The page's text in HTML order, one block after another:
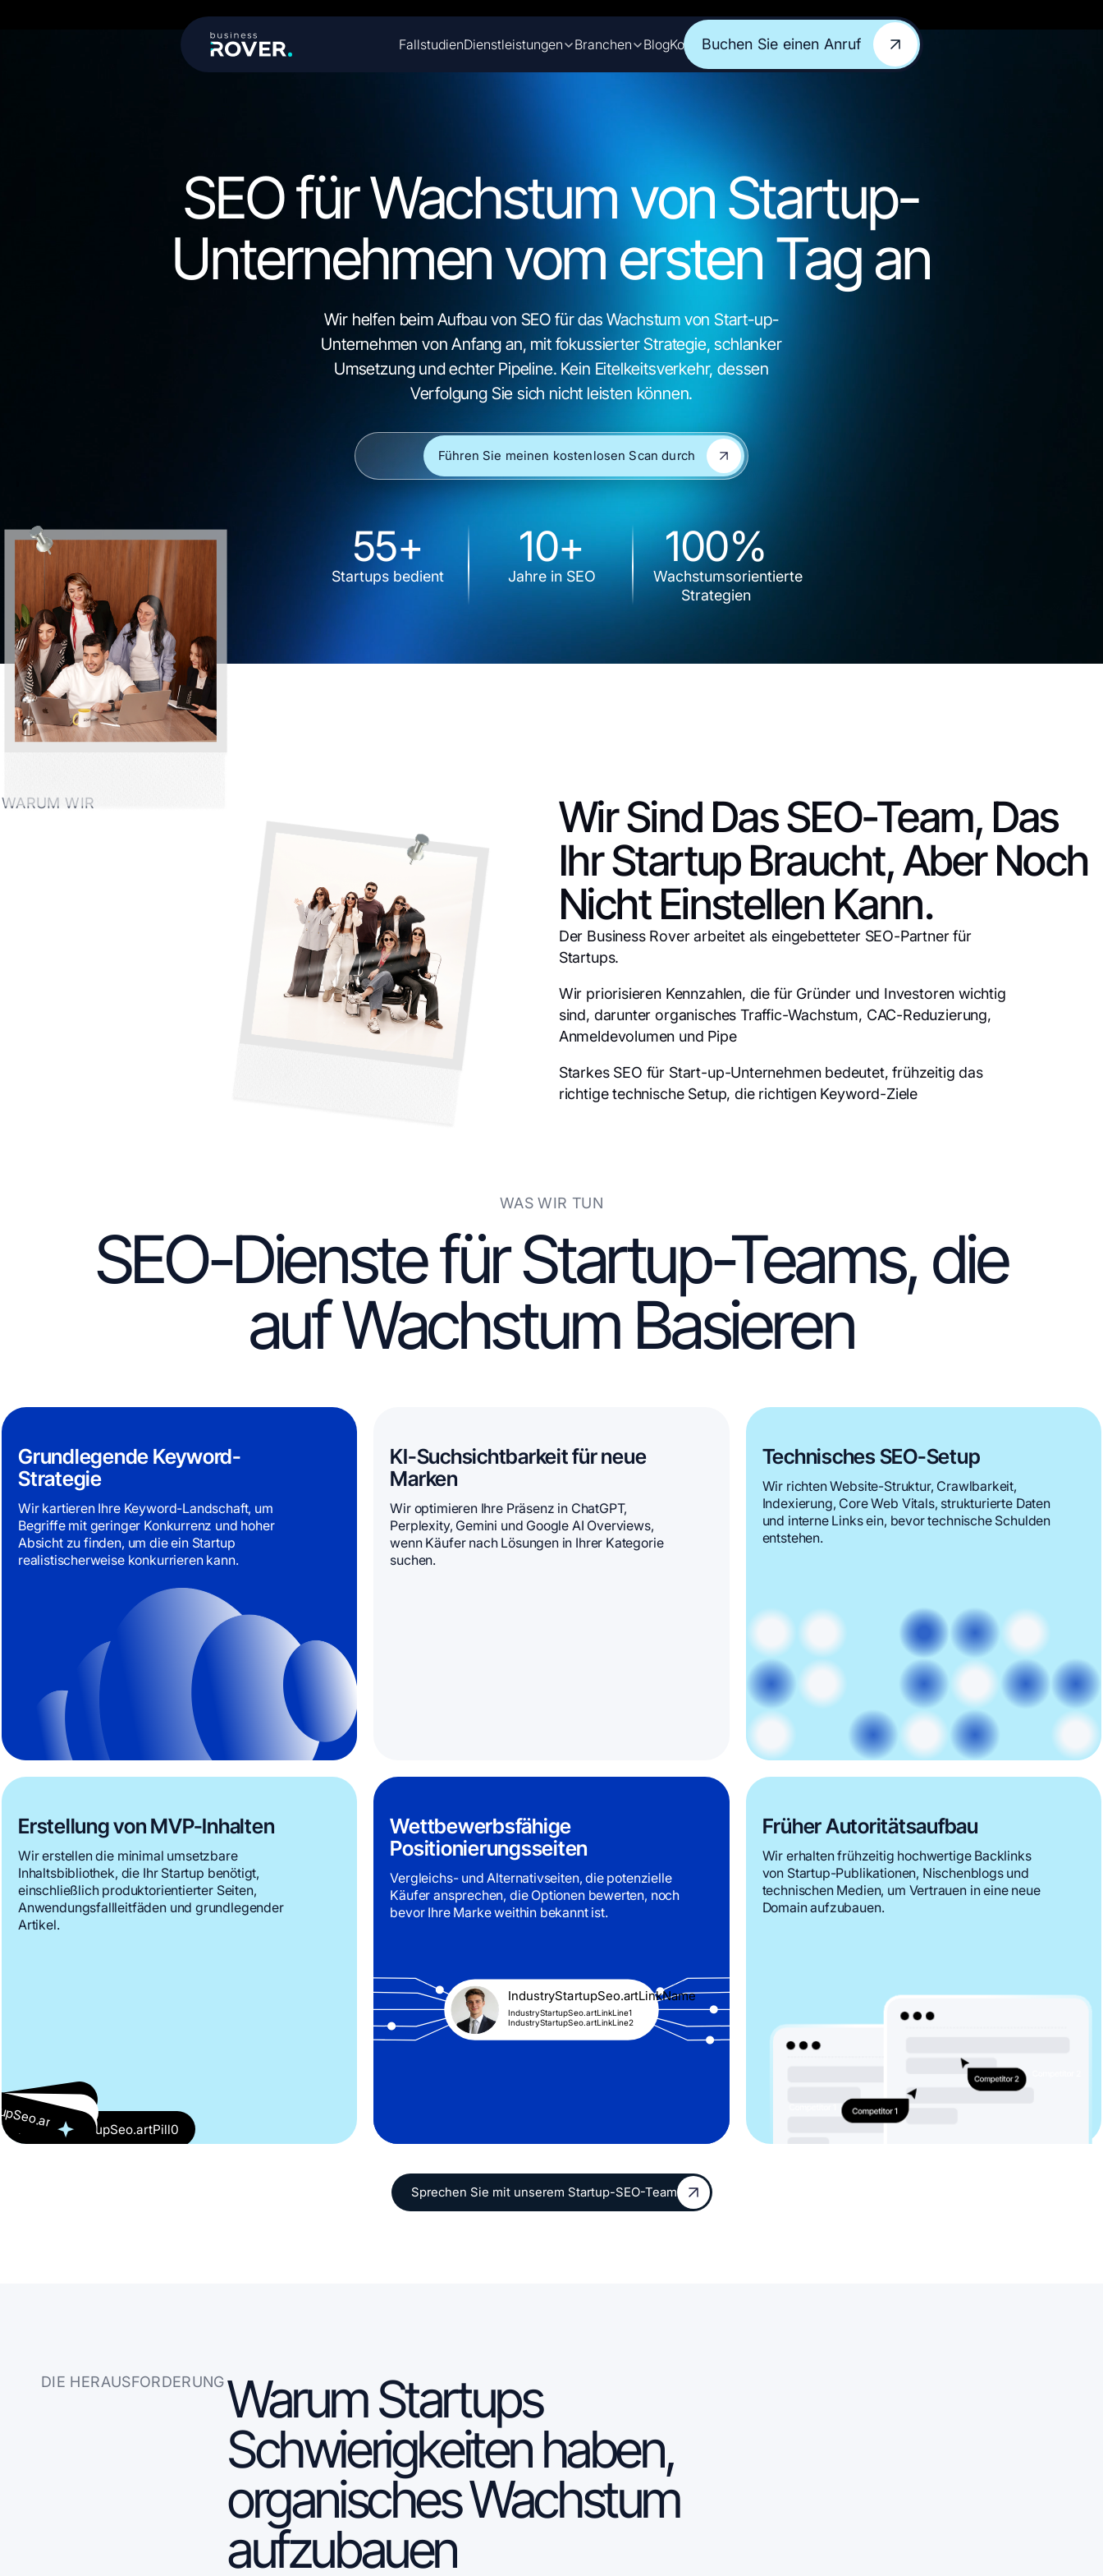
FallstudienDienstleistungen Branchen BlogKontaktBuchen Sie einen Anruf
SEO fürWachstum von Startup-
Unternehmen vom ersten Tag an
Wir helfen beim Aufbau von SEO für das Wachstum von Start-up-
Unternehmen von Anfang an, mit fokussierter Strategie, schlanker
Umsetzung und echter Pipeline. Kein Eitelkeitsverkehr, dessen
Verfolgung Sie sich nicht leisten können.
Website-URL
Führen Sie meinen kostenlosen Scan durch
Führen Sie meinen kostenlosen Scan durch
55+
Startups bedient
10+
Jahre in SEO
100%
Wachstumsorientierte
Strategien
WARUM WIR
Wir Sind Das SEO-Team, Das
Ihr Startup Braucht, Aber Noch
Nicht Einstellen Kann.
Der Business Rover arbeitet als eingebetteter SEO-Partner für
Startups.
Wir priorisieren Kennzahlen, die für Gründer und Investoren wichtig
sind, darunter organisches Traffic-Wachstum, CAC-Reduzierung,
Anmeldevolumen und Pipe
Starkes SEO für Start-up-Unternehmen bedeutet, frühzeitig das
richtige technische Setup, die richtigen Keyword-Ziele
WAS WIR TUN
SEO-Dienste für Startup-Teams, die
auf Wachstum Basieren
Grundlegende Keyword-
Strategie
Wir kartieren Ihre Keyword-Landschaft, um
Begriffe mit geringer Konkurrenz und hoher
Absicht zu finden, um die ein Startup
realistischerweise konkurrieren kann.
KI-Suchsichtbarkeit für neue
Marken
Wir optimieren Ihre Präsenz in ChatGPT,
Perplexity, Gemini und Google AI Overviews,
wenn Käufer nach Lösungen in Ihrer Kategorie
suchen.
Technisches SEO-Setup
Wir richten Website-Struktur, Crawlbarkeit,
Indexierung, Core Web Vitals, strukturierte Daten
und interne Links ein, bevor technische Schulden
entstehen.
Erstellung von MVP-Inhalten
Wir erstellen die minimal umsetzbare
Inhaltsbibliothek, die Ihr Startup benötigt,
einschließlich produktorientierter Seiten,
Anwendungsfallleitfäden und grundlegender
Artikel.
IndustryStartupSeo.artPill0
Wettbewerbsfähige
Positionierungsseiten
Vergleichs- und Alternativseiten, die potenzielle
Käufer ansprechen, die Optionen bewerten, noch
bevor Ihre Marke weithin bekannt ist.
IndustryStartupSeo.artLinkName
IndustryStartupSeo.artLinkLine1
IndustryStartupSeo.artLinkLine2
Früher Autoritätsaufbau
Wir erhalten frühzeitig hochwertige Backlinks
von Startup-Publikationen, Nischenblogs und
technischen Medien, um Vertrauen in eine neue
Domain aufzubauen.
Sprechen Sie mit unserem Startup-SEO-Team
Sprechen Sie mit unserem Startup-SEO-Team
DIE HERAUSFORDERUNGWarum Startups
Schwierigkeiten haben,
organisches Wachstum
aufzubauen